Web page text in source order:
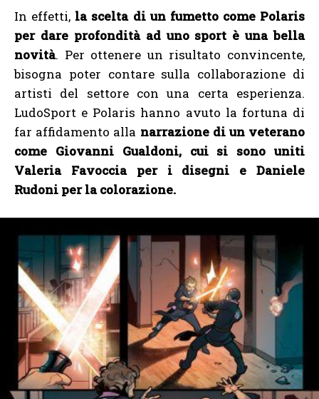
In effetti, la scelta di un fumetto come Polaris
per dare profondità ad uno sport è una bella
novità. Per ottenere un risultato convincente,
bisogna poter contare sulla collaborazione di
artisti del settore con una certa esperienza.
LudoSport e Polaris hanno avuto la fortuna di
far affidamento alla narrazione di un veterano
come Giovanni Gualdoni, cui si sono uniti
Valeria Favoccia per i disegni e Daniele
Rudoni per la colorazione.